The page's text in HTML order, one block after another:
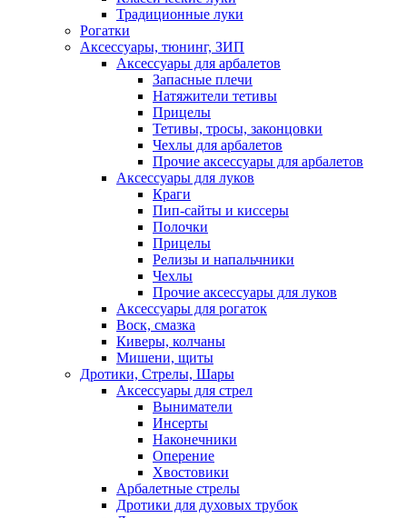
Традиционные луки
Рогатки
Аксессуары, тюнинг, ЗИП
Аксессуары для арбалетов
Запасные плечи
Натяжители тетивы
Прицелы
Тетивы, тросы, законцовки
Чехлы для арбалетов
Прочие аксессуары для арбалетов
Аксессуары для луков
Краги
Пип-сайты и киссеры
Полочки
Прицелы
Релизы и напальчники
Чехлы
Прочие аксессуары для луков
Аксессуары для рогаток
Воск, смазка
Киверы, колчаны
Мишени, щиты
Дротики, Стрелы, Шары
Аксессуары для стрел
Выниматели
Инсерты
Наконечники
Оперение
Хвостовики
Арбалетные стрелы
Дротики для духовых трубок